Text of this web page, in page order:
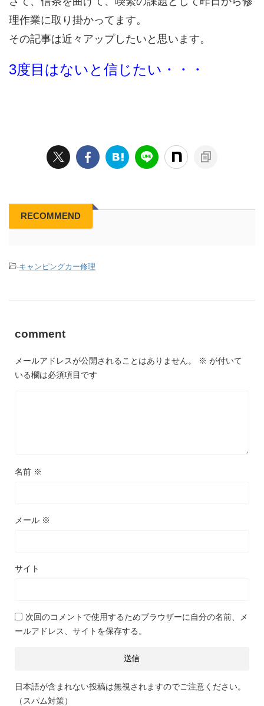
理作業に取り掛かってます。
その記事は近々アップしたいと思います。
3度目はないと信じたい・・・
RECOMMEND
-キャンピングカー修理
comment
メールアドレスが公開されることはありません。 ※ が付いて
いる欄は必須項目です
名前 ※
メール ※
サイト
次回のコメントで使用するためブラウザーに自分の名前、メ
ールアドレス、サイトを保存する。
日本語が含まれない投稿は無視されますのでご注意ください。
（スパム対策）